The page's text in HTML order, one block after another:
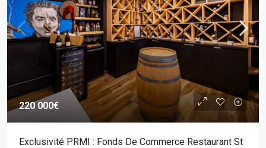
220 000€
Exclusivité PRMI : Fonds De Commerce Restaurant St